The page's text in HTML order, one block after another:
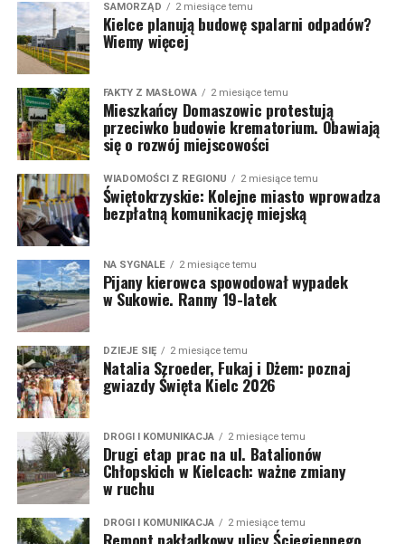
SAMORZĄD 2 miesiące temu
Kielce planują budowę spalarni odpadów?
Wiemy więcej
FAKTY Z MASŁOWA 2 miesiące temu
Mieszkańcy Domaszowic protestują
przeciwko budowie krematorium. Obawiają
się o rozwój miejscowości
WIADOMOŚCI Z REGIONU 2 miesiące temu
Świętokrzyskie: Kolejne miasto wprowadza
bezpłatną komunikację miejską
NA SYGNALE 2 miesiące temu
Pijany kierowca spowodował wypadek
w Sukowie. Ranny 19-latek
DZIEJE SIĘ 2 miesiące temu
Natalia Szroeder, Fukaj i Dżem: poznaj
gwiazdy Święta Kielc 2026
DROGI I KOMUNIKACJA 2 miesiące temu
Drugi etap prac na ul. Batalionów
Chłopskich w Kielcach: ważne zmiany
w ruchu
DROGI I KOMUNIKACJA 2 miesiące temu